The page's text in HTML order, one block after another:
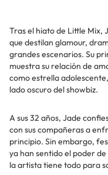
Tras el hiato de Little Mix,
que destilan glamour,
grandes escenarios. Su
muestra su relación de
como estrella
lado oscuro del showbiz.
A sus 32 años, Jade
con sus compañeras a
principio. Sin embargo,
ya han sentido el poder
la artista tiene todo para